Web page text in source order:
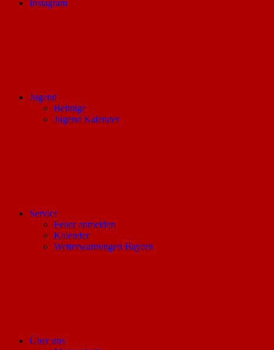
Instagram
Jugend
Beiträge
Jugend Kalender
Service
Feuer anmelden
Kalender
Wetterwarnungen Bayern
Über uns